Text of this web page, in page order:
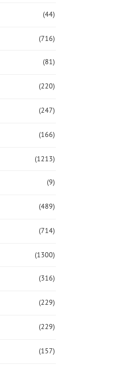
(44)
(716)
(81)
(220)
(247)
(166)
(1213)
(9)
(489)
(714)
(1300)
(316)
(229)
(229)
(157)